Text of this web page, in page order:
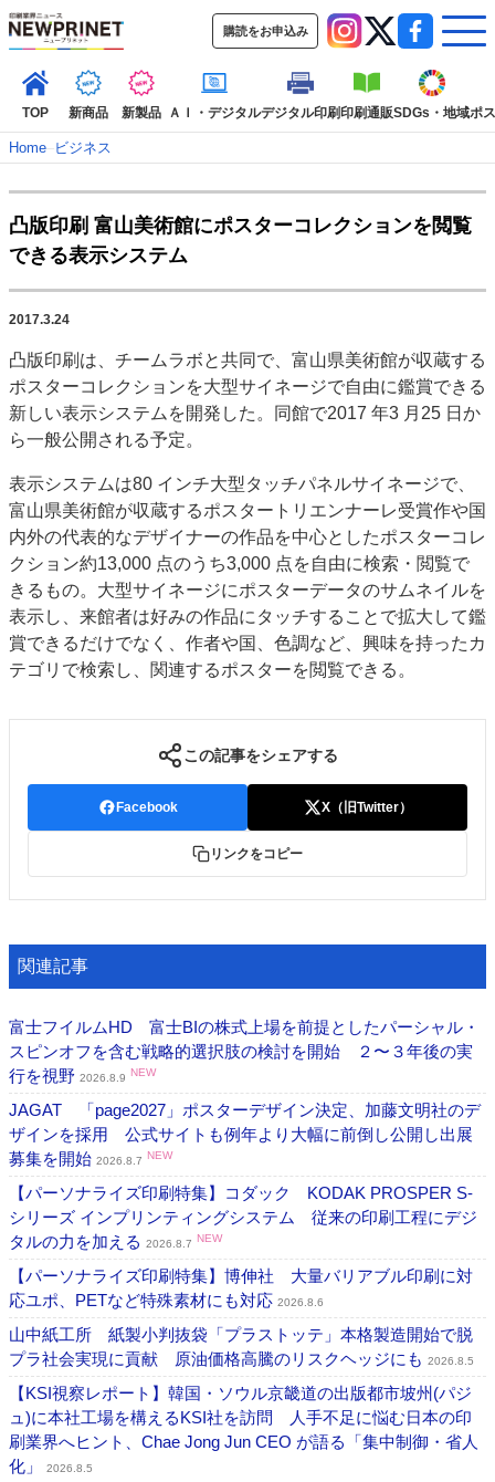
購読をお申込み
TOP 新商品 新製品 ＡＩ・デジタルデジタル印刷印刷通販SDGs・地域ポ
TOP
新着記事 特集記事
インタビュー
コレクション
SDGs・地域
ポストプレス ビジネス イベント 信用情報
業界
市場・統計
人事・移転・異動・訃報
特集記事カテゴリー一覧
2022 見える化・MIS特集
特集・デジタル印刷 アイデアで勝負！ ～多様なビジネス・多彩な商材～
JAPAN PACK 2023 特集
中古印刷機・製本機特集
2022 検査・校正特集
特集・デジタル印刷 ～ 新成長軌道を描く
案内
発刊案内
JFPI印刷用語集 印刷機材年鑑
購読・購入申し込み
Home–ビジネス
凸版印刷 富山美術館にポスターコレクションを閲覧
できる表示システム
2017.3.24
凸版印刷は、チームラボと共同で、富山県美術館が収蔵する
ポスターコレクションを大型サイネージで自由に鑑賞できる
新しい表示システムを開発した。同館で2017 年3 月25 日か
ら一般公開される予定。
表示システムは80 インチ大型タッチパネルサイネージで、
富山県美術館が収蔵するポスタートリエンナーレ受賞作や国
内外の代表的なデザイナーの作品を中心としたポスターコレ
クション約13,000 点のうち3,000 点を自由に検索・閲覧で
きるもの。大型サイネージにポスターデータのサムネイルを
表示し、来館者は好みの作品にタッチすることで拡大して鑑
賞できるだけでなく、作者や国、色調など、興味を持ったカ
テゴリで検索し、関連するポスターを閲覧できる。
この記事をシェアする
Facebook X（旧Twitter）
リンクをコピー
関連記事
富士フイルムHD 富士BIの株式上場を前提としたパーシャル・
スピンオフを含む戦略的選択肢の検討を開始 ２〜３年後の実
行を視野 2026.8.9 NEW
JAGAT 「page2027」ポスターデザイン決定、加藤文明社のデ
ザインを採用 公式サイトも例年より大幅に前倒し公開し出展
募集を開始 2026.8.7 NEW
【パーソナライズ印刷特集】コダック KODAK PROSPER S-
シリーズ インプリンティングシステム 従来の印刷工程にデジ
タルの力を加える 2026.8.7 NEW
【パーソナライズ印刷特集】博伸社 大量バリアブル印刷に対
応ユポ、PETなど特殊素材にも対応 2026.8.6
山中紙工所 紙製小判抜袋「プラストッテ」本格製造開始で脱
プラ社会実現に貢献 原油価格高騰のリスクヘッジにも 2026.8.5
【KSI視察レポート】韓国・ソウル京畿道の出版都市坡州(パジ
ュ)に本社工場を構えるKSI社を訪問 人手不足に悩む日本の印
刷業界へヒント、Chae Jong Jun CEO が語る「集中制御・省人
化」
2026.8.5